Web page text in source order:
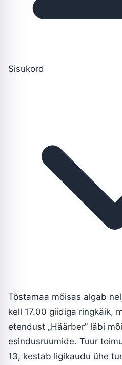
Sisukord
Tõstamaa mõisas algab
kell 17.00 giidiga ringkäik,
etendust „Häärber” läbi
esindusruumide. Tuur
13, kestab ligikaudu ühe